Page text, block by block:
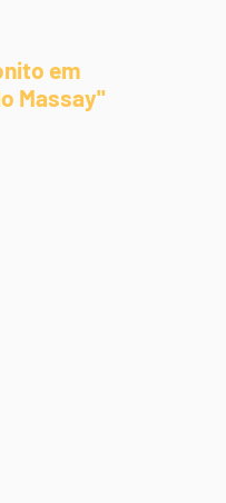
em
Massay"